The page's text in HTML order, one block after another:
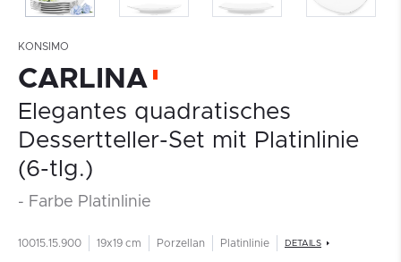
KONSIMO
CARLINA
Elegantes quadratisches
Dessertteller-Set mit Platinlinie
(6-tlg.)
- Farbe Platinlinie
10015.15.900 19x19 cm Porzellan Platinlinie DETAILS